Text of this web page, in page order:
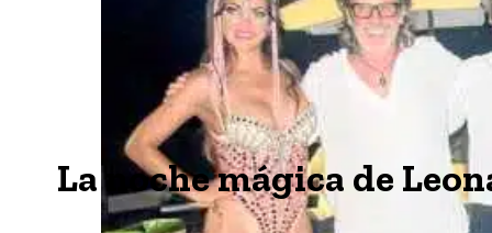
La noche mágica de